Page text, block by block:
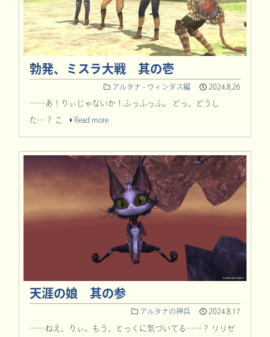
勃発、ミスラ大戦 其の壱
アルタナ - ウィンダス編 2024.8.26
……あ！りぃじゃないか！ふっふっふ。 どっ、どうし
た…？ こ Read more
天涯の娘 其の参
アルタナの神兵 2024.8.17
……ねえ、りぃ。もう、とっくに気づいてる……？ リリゼ